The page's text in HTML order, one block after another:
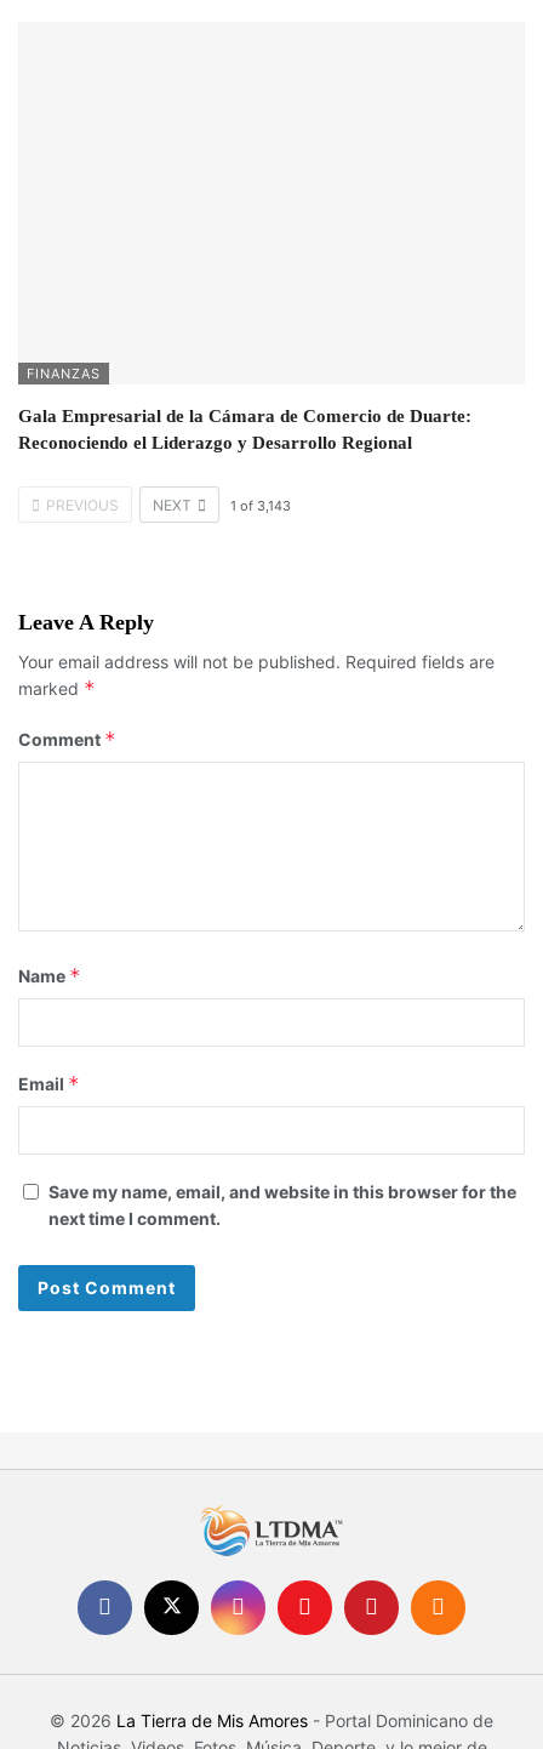
FINANZAS
Gala Empresarial de la Cámara de Comercio de Duarte:
Reconociendo el Liderazgo y Desarrollo Regional
PREVIOUS NEXT 1 of 3,143
Leave A Reply
Your email address will not be published. Required fields are
marked *
Comment *
Name *
Email *
Save my name, email, and website in this browser for the
next time I comment.
© 2026 La Tierra de Mis Amores - Portal Dominicano de